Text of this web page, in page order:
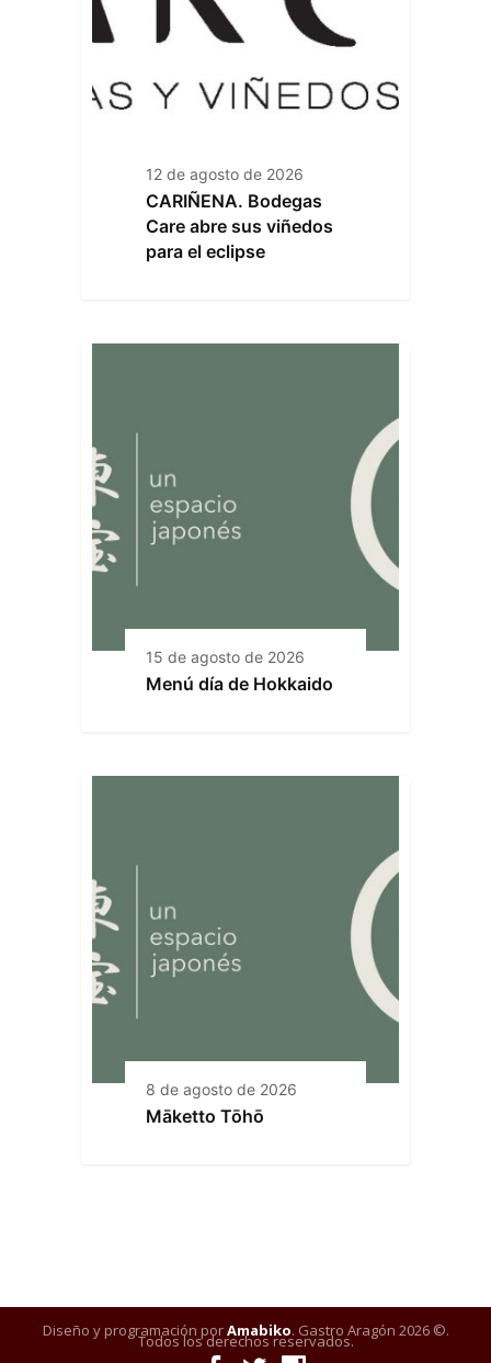
12 de agosto de 2026
CARIÑENA. Bodegas
Care abre sus viñedos
para el eclipse
15 de agosto de 2026
Menú día de Hokkaido
8 de agosto de 2026
Māketto Tōhō
Diseño y programación porAmabiko. Gastro Aragón 2026 ©.
Todos los derechos reservados.